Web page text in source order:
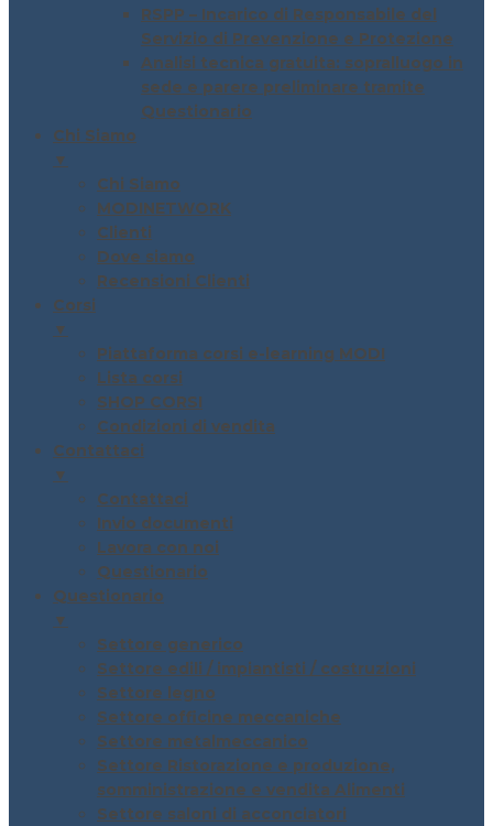
RSPP – Incarico di Responsabile del
Servizio di Prevenzione e Protezione
Analisi tecnica gratuita: sopralluogo in
sede e parere preliminare tramite
Questionario
Chi Siamo
▼
Chi Siamo
MODINETWORK
Clienti
Dove siamo
Recensioni Clienti
Corsi
▼
Piattaforma corsi e-learning MODI
Lista corsi
SHOP CORSI
Condizioni di vendita
Contattaci
▼
Contattaci
Invio documenti
Lavora con noi
Questionario
Questionario
▼
Settore generico
Settore edili / impiantisti / costruzioni
Settore legno
Settore officine meccaniche
Settore metalmeccanico
Settore Ristorazione e produzione,
somministrazione e vendita Alimenti
Settore saloni di acconciatori